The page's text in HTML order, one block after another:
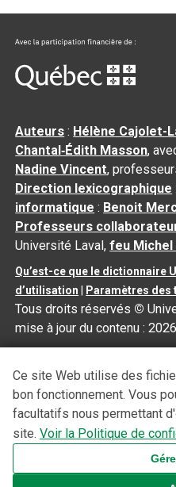
Auteurs : Hélène Cajolet-
Chantal‑Édith Masson,
Nadine Vincent,
Direction lexicographique
informatique : Benoit
Professeurs
Université Laval,feu
Qu’est-ce que le dictionnaire
d’utilisation
Paramètres des
Tous droits réservés ©
mise à jour du contenu :
Ce site Web utilise des
bon fonctionnement. Vous
facultatifs nous permettant
site. Voir la Politique de